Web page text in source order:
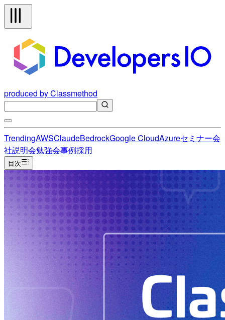
produced by Classmethod
TrendingAWSClaudeBedrockGoogle CloudAzureセミナー会
社説明会勉強会事例採用
目次